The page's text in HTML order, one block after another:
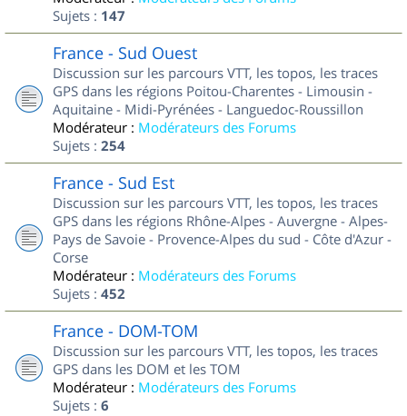
Sujets : 147
France - Sud Ouest
Discussion sur les parcours VTT, les topos, les traces
GPS dans les régions Poitou-Charentes - Limousin -
Aquitaine - Midi-Pyrénées - Languedoc-Roussillon
Modérateur : Modérateurs des Forums
Sujets : 254
France - Sud Est
Discussion sur les parcours VTT, les topos, les traces
GPS dans les régions Rhône-Alpes - Auvergne - Alpes-
Pays de Savoie - Provence-Alpes du sud - Côte d'Azur -
Corse
Modérateur : Modérateurs des Forums
Sujets : 452
France - DOM-TOM
Discussion sur les parcours VTT, les topos, les traces
GPS dans les DOM et les TOM
Modérateur : Modérateurs des Forums
Sujets : 6